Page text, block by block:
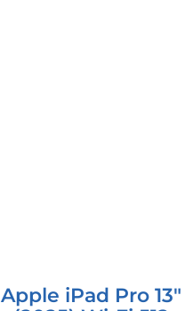
Apple iPad Pro 13″